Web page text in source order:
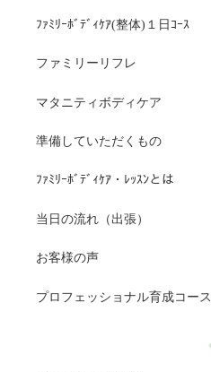
ﾌｧﾐﾘｰﾎﾞﾃﾞｨｹｱ(整体)１日ｺｰｽ
ファミリーリフレ
マタニティボディケア
準備していただくもの
ﾌｧﾐﾘｰﾎﾞﾃﾞｨｹｱ・ﾚｯｽﾝとは
当日の流れ（出張）
お客様の声
プロフェッショナル育成コース